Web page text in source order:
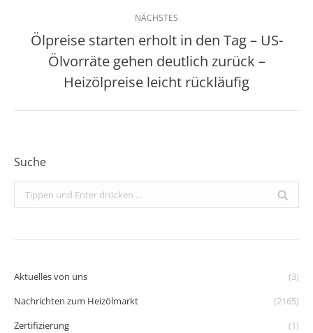
NÄCHSTES
Nächster
Beitrag:
Ölpreise starten erholt in den Tag – US-
Ölvorräte gehen deutlich zurück –
Heizölpreise leicht rückläufig
Suche
Search:
Aktuelles von uns
(3)
Nachrichten zum Heizölmarkt
(2165)
Zertifizierung
(1)